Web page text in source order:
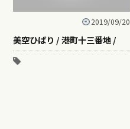
2019/09/20
美空ひばり / 港町十三番地 /